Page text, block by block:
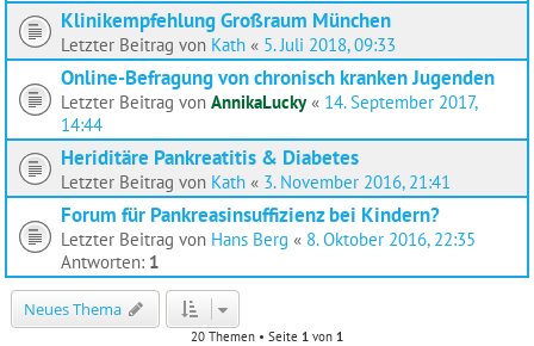
Klinikempfehlung Großraum München
Letzter Beitrag von Kath « 5. Juli 2018, 09:33
Online-Befragung von chronisch kranken Jugenden
Letzter Beitrag von AnnikaLucky« 14. September 2017,
14:44
Heriditäre Pankreatitis & Diabetes
Letzter Beitrag von Kath « 3. November 2016, 21:41
Forum für Pankreasinsuffizienz bei Kindern?
Letzter Beitrag von Hans Berg « 8. Oktober 2016, 22:35
Antworten: 1
Neues Thema
20 Themen • Seite 1 von 1